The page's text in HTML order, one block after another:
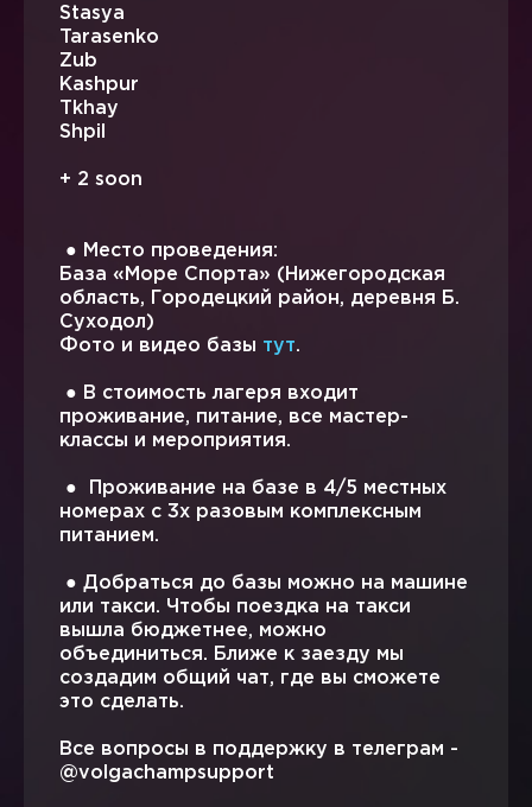
Stasya
Tarasenko
Zub
Kashpur
Tkhay
Shpil
+ 2 soon
● Место проведения:
База «Море Спорта» (Нижегородская
область, Городецкий район, деревня Б.
Суходол)
Фото и видео базы тут.
● В стоимость лагеря входит
проживание, питание, все мастер-
классы и мероприятия.
● Проживание на базе в 4/5 местных
номерах с 3х разовым комплексным
питанием.
● Добраться до базы можно на машине
или такси. Чтобы поездка на такси
вышла бюджетнее, можно
объединиться. Ближе к заезду мы
создадим общий чат, где вы сможете
это сделать.
Все вопросы в поддержку в телеграм -
@volgachampsupport